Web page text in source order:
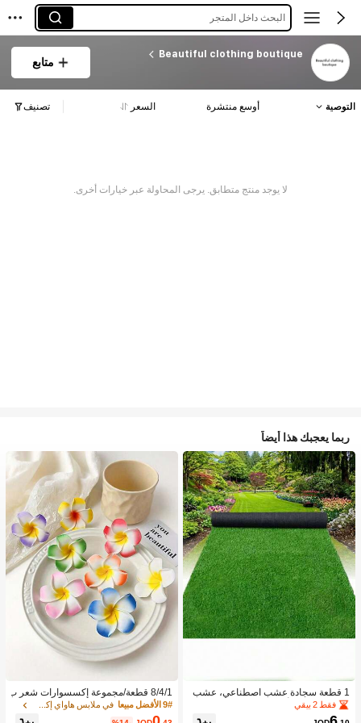
البحث داخل المتجر
Beautiful clothing boutique
متابع
التوصية أوسع منتشرة السعر تصنيف
لا يوجد منتج متطابق. يرجى المحاولة عبر خيارات أخرى.
ربما يعجبك هذا أيضاً
1 قطعة سجادة عشب اصطناعي، عشب
مزيف للحديقة، أرضية خارجية لملعب كرة
القدم، مضمار الجري، السياج
فقط 2 بيقي
8/4/1 قطعة/مجموعة إكسسوارات شعر ب
نقشة زهور استوائية، مشابك شعر بلومير
يا ملونة، مناسبة لعطلات الشاطئ والتص
9# الأفضل مبيعا في ملابس هاواي إكسسوارات